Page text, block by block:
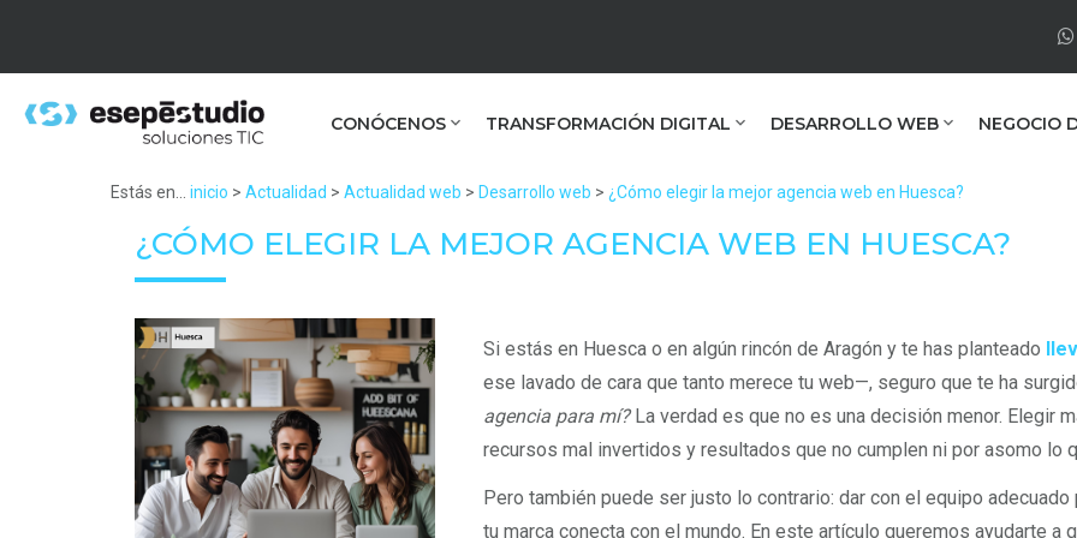
CONÓCENOS TRANSFORMACIÓN DIGITAL DESARROLLO WEB NEGOCIO
Estás en... inicio > Actualidad > Actualidad web > Desarrollo web > ¿Cómo elegir la mejor agencia web en Huesca?
¿CÓMO ELEGIR LA MEJOR AGENCIA WEB EN HUESCA?
Si estás en Huesca o en algún rincón de Aragón y te has planteado
ese lavado de cara que tanto merece tu web—, seguro que te ha
agencia para mí?La verdad es que no es una decisión menor. Elegir
recursos mal invertidos y resultados que no cumplen ni por asomo lo
Pero también puede ser justo lo contrario: dar con el equipo
tu marca conecta con el mundo. En este artículo queremos ayudarte